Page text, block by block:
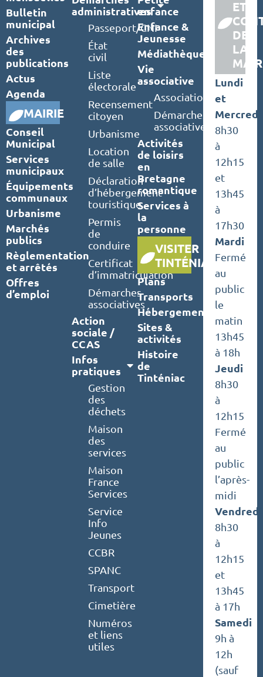
Bulletin
municipal
Archives
des
publications
Actus
Agenda
MAIRIE
Conseil
Municipal
Services
municipaux
Équipements
communaux
Urbanisme
Marchés
publics
Règlementation
et arrêtés
Offres
d’emploi
administratives
Passeport/CNI
État
civil
Liste
électorale
Recensement
citoyen
Urbanisme
Location
de salle
Déclaration
d’hébergement
touristique
Permis
de
conduire
Certificat
d’immatriculation
Démarches
associatives
Action
sociale /
CCAS
Infos
pratiques
Gestion
des
déchets
Maison
des
services
Maison
France
Services
Service
Info
Jeunes
CCBR
SPANC
Transport
Cimetière
Numéros
et liens
utiles
enfance
Enfance &
Jeunesse
Médiathèque
Vie
associative
Associations
Démarches
associatives
Activités
de loisirs
en
Bretagne
romantique
Services à
la
personne
VISITER
TINTÉNIAC
Plans
Transports
Hébergements
Sites &
activités
Histoire
de
Tinténiac
ET
DE
LA
Lundi
et
Mercredi
8h30
à
12h15
et
13h45
à
17h30
Mardi
Fermé
au
public
le
matin
13h45
à 18h
Jeudi
8h30
à
12h15
Fermé
au
public
l’après-
midi
Vendredi
8h30
à
12h15
et
13h45
à 17h
Samedi
9h à
12h
(sauf